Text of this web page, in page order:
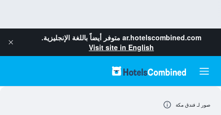
ar.hotelscombined.com متوفر أيضاً باللغة الإنجليزية.
Visit site in English
صور لـ فندق مكة